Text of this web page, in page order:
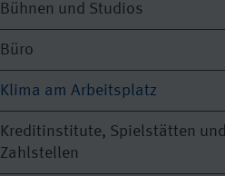
Bühnen und Studios
Büro
Klima am Arbeitsplatz
Kreditinstitute, Spielstätten und
Zahlstellen